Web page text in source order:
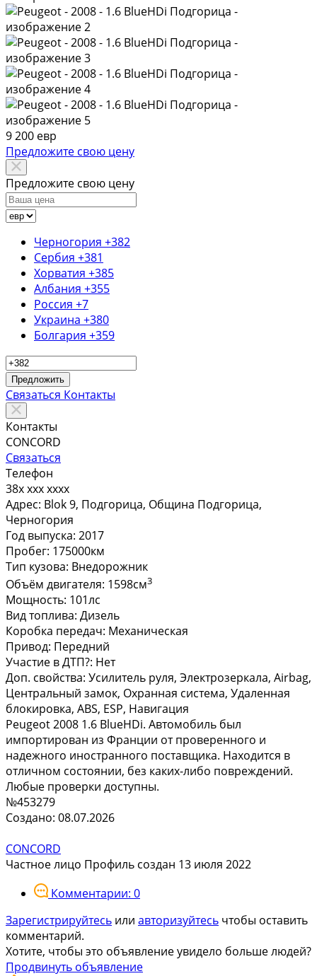
9 200 евр
Предложите свою цену
Предложите свою цену
Черногория +382
Сербия +381
Хорватия +385
Албания +355
Россия +7
Украина +380
Болгария +359
Предложить
Связаться Контакты
Контакты
CONCORD
Связаться
Телефон
38x xxx xxxx
Адрес: Blok 9, Подгорица, Община Подгорица,
Черногория
Год выпуска: 2017
Пробег: 175000км
Тип кузова: Внедорожник
Объём двигателя: 1598см3
Мощность: 101лс
Вид топлива: Дизель
Коробка передач: Механическая
Привод: Передний
Участие в ДТП?: Нет
Доп. свойства: Усилитель руля, Электрозеркала, Airbag,
Центральный замок, Охранная система, Удаленная
блокировка, ABS, ESP, Навигация
Peugeot 2008 1.6 BlueHDi. Автомобиль был
импортирован из Франции от проверенного и
надежного иностранного поставщика. Находится в
отличном состоянии, без каких-либо повреждений.
Любые проверки доступны.
№453279
Создано: 08.07.2026
CONCORD
Частное лицо Профиль создан 13 июля 2022
Комментарии: 0
Зарегистрируйтесь или авторизуйтесь чтобы оставить
комментарий.
Хотите, чтобы это объявление увидело больше людей?
Продвинуть объявление